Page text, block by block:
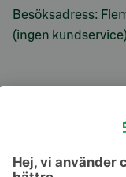
Besöksadress:
(ingen kundservice)
S-Prime